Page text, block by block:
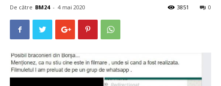
De către BM24 - 4 mai 2020 0
3851